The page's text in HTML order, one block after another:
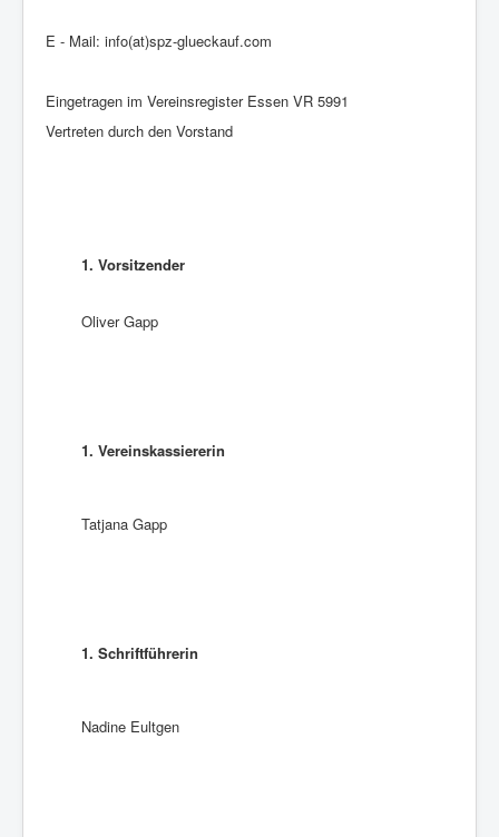
E - Mail: info(at)spz-glueckauf.com
Eingetragen im Vereinsregister Essen VR 5991
Vertreten durch den Vorstand
1. Vorsitzender
Oliver Gapp
1. Vereinskassiererin
Tatjana Gapp
1. Schriftführerin
Nadine Eultgen